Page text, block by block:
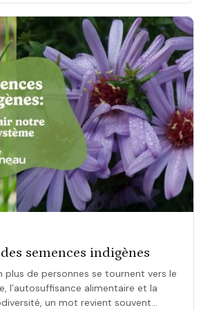
semences indigènes
plus de personnes se tournent vers le
l’autosuffisance alimentaire et la
un mot revient souvent